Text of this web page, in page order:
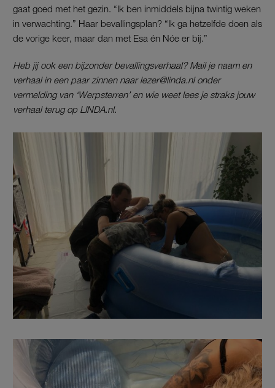
gaat goed met het gezin. “Ik ben inmiddels bijna twintig weken
in verwachting.” Haar bevallingsplan? “Ik ga hetzelfde doen als
de vorige keer, maar dan met Esa én Nóe er bij.”
Heb jij ook een bijzonder bevallingsverhaal? Mail je naam en
verhaal in een paar zinnen naar lezer@linda.nl onder
vermelding van ‘Werpsterren’ en wie weet lees je straks jouw
verhaal terug op LINDA.nl.